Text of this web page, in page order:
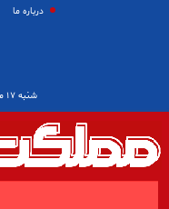
درباره ما
شنبه ۱۷ مرداد ۱۴۰۵